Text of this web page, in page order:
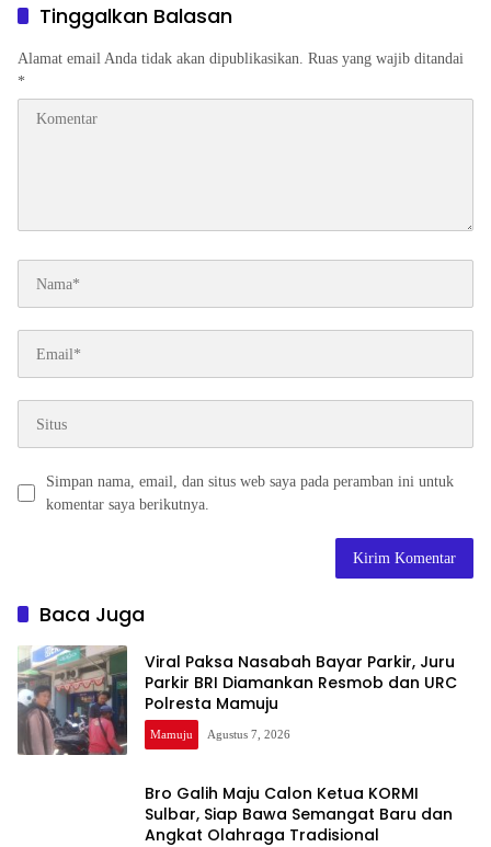
Tinggalkan Balasan
Alamat email Anda tidak akan dipublikasikan. Ruas yang wajib ditandai
*
Simpan nama, email, dan situs web saya pada peramban ini untuk
komentar saya berikutnya.
Baca Juga
Viral Paksa Nasabah Bayar Parkir, Juru
Parkir BRI Diamankan Resmob dan URC
Polresta Mamuju
Mamuju Agustus 7, 2026
Bro Galih Maju Calon Ketua KORMI
Sulbar, Siap Bawa Semangat Baru dan
Angkat Olahraga Tradisional